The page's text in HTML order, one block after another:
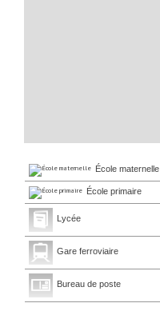
École maternelle
École primaire
Lycée
Gare ferroviaire
Bureau de poste